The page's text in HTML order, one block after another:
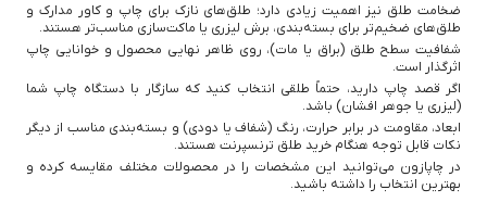
ضخامت طلق نیز اهمیت زیادی دارد؛ طلق‌های نازک برای چاپ و کاور مدارک و
طلق‌های ضخیم‌تر برای بسته‌بندی، برش لیزری یا ماکت‌سازی مناسب‌تر هستند.
شفافیت سطح طلق (براق یا مات)، روی ظاهر نهایی محصول و خوانایی چاپ
اثرگذار است.
اگر قصد چاپ دارید، حتماً طلقی انتخاب کنید که سازگار با دستگاه چاپ شما
(لیزری یا جوهر افشان) باشد.
ابعاد، مقاومت در برابر حرارت، رنگ (شفاف یا دودی) و بسته‌بندی مناسب از دیگر
نکات قابل توجه هنگام خرید طلق ترنسپرنت هستند.
در چاپازون می‌توانید این مشخصات را در محصولات مختلف مقایسه کرده و
بهترین انتخاب را داشته باشید.